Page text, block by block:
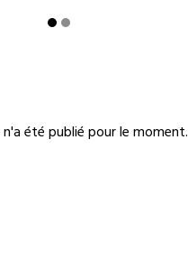
été publié pour le moment.